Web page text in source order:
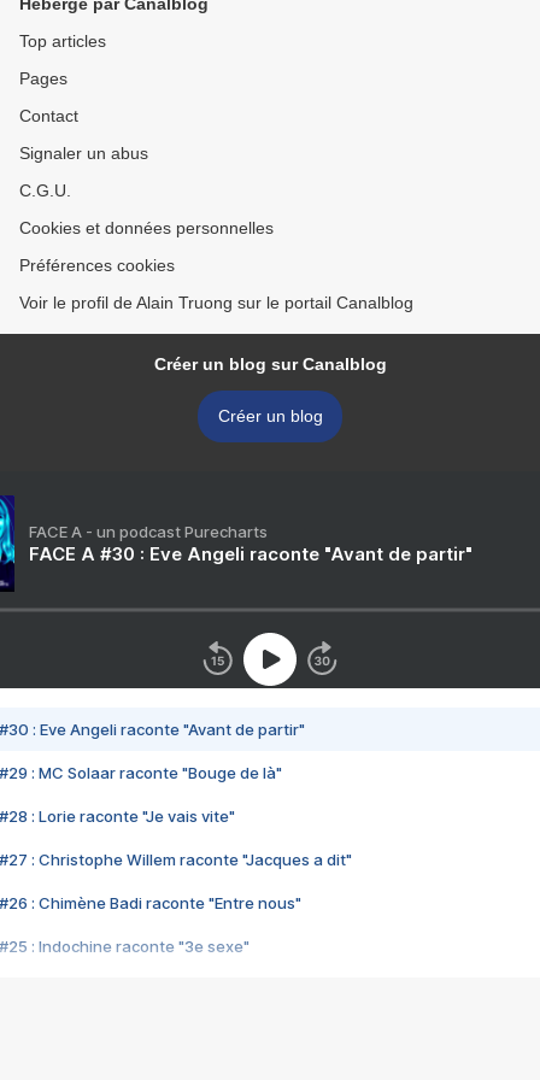
Top articles
Pages
Contact
Signaler un abus
C.G.U.
Cookies et données personnelles
Préférences cookies
Voir le profil de Alain Truong sur le portail Canalblog
Créer un blog sur Canalblog
Créer un blog
FACE A - un podcast Purecharts
FACE A #30 : Eve Angeli raconte "Avant de partir"
#30 : Eve Angeli raconte "Avant de partir"
#29 : MC Solaar raconte "Bouge de là"
#28 : Lorie raconte "Je vais vite"
#27 : Christophe Willem raconte "Jacques a dit"
#26 : Chimène Badi raconte "Entre nous"
#25 : Indochine raconte "3e sexe"